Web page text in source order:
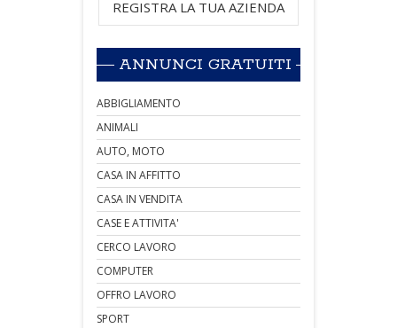
REGISTRA LA TUA AZIENDA
ANNUNCI GRATUITI
ABBIGLIAMENTO
ANIMALI
AUTO, MOTO
CASA IN AFFITTO
CASA IN VENDITA
CASE E ATTIVITA'
CERCO LAVORO
COMPUTER
OFFRO LAVORO
SPORT